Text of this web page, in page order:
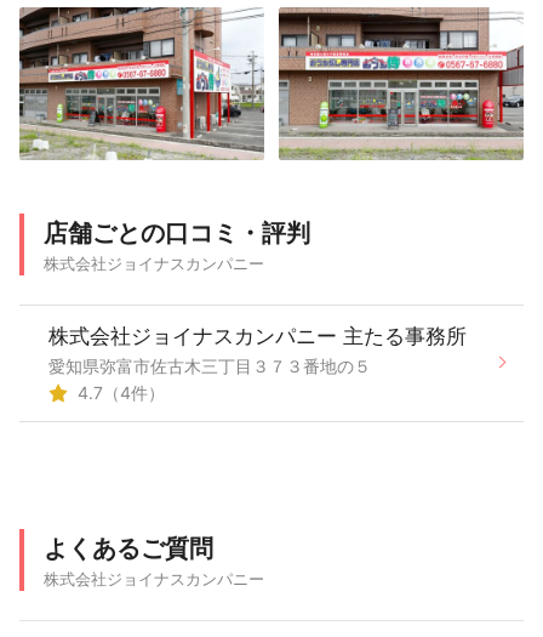
店舗ごとの口コミ・評判
株式会社ジョイナスカンパニー
株式会社ジョイナスカンパニー 主たる事務所
愛知県弥富市佐古木三丁目３７３番地の５
4.7（4件）
よくあるご質問
株式会社ジョイナスカンパニー